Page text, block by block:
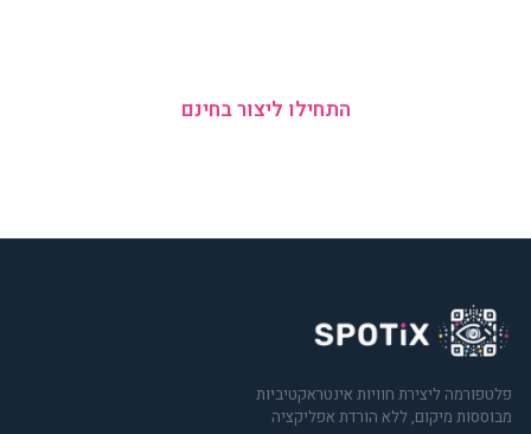
התחילו ליצור בחינם
פלטפורמה ליצירת חוויות אינטראקטיביות
מבוססות מיקום, ללא הורדת אפליקציה